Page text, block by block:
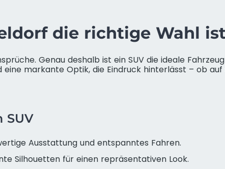
die richtige Wahl
Genau deshalb ist ein SUV die ideale
markante Optik, die Eindruck hinterlässt – ob
SUV
Ausstattung und entspanntes Fahren.
Silhouetten für einen repräsentativen Look.